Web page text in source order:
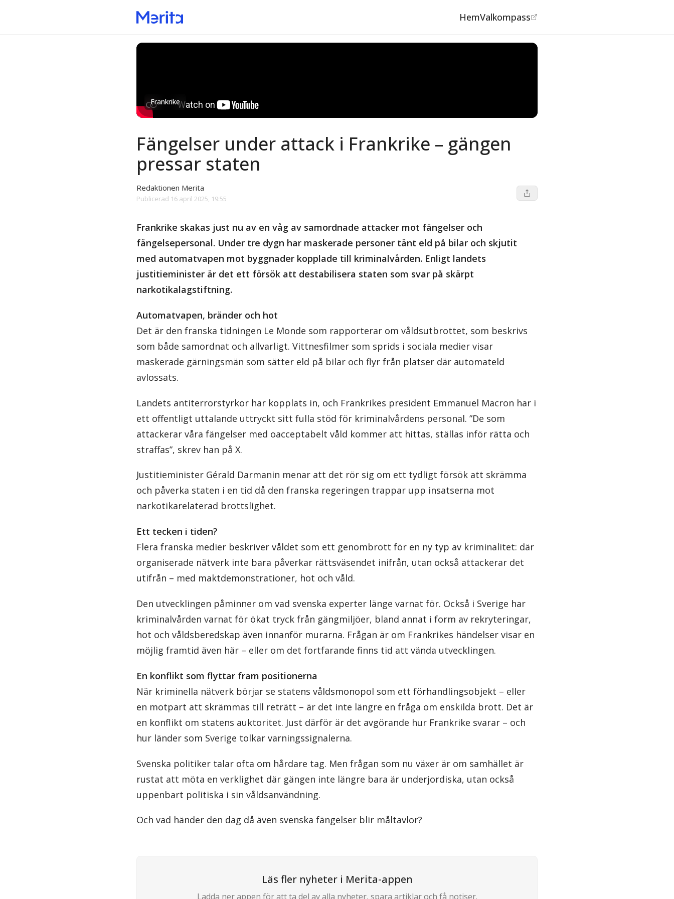
HemValkompass
Frankrike
Fängelser under attack i Frankrike – gängen
pressar staten
Redaktionen Merita
Publicerad 16 april 2025, 19:55
Frankrike skakas just nu av en våg av samordnade attacker mot fängelser och
fängelsepersonal. Under tre dygn har maskerade personer tänt eld på bilar och skjutit
med automatvapen mot byggnader kopplade till kriminalvården. Enligt landets
justitieminister är det ett försök att destabilisera staten som svar på skärpt
narkotikalagstiftning.
Automatvapen, bränder och hot
Det är den franska tidningen Le Monde som rapporterar om våldsutbrottet, som beskrivs
som både samordnat och allvarligt. Vittnesfilmer som sprids i sociala medier visar
maskerade gärningsmän som sätter eld på bilar och flyr från platser där automateld
avlossats.
Landets antiterrorstyrkor har kopplats in, och Frankrikes president Emmanuel Macron har i
ett offentligt uttalande uttryckt sitt fulla stöd för kriminalvårdens personal. ”De som
attackerar våra fängelser med oacceptabelt våld kommer att hittas, ställas inför rätta och
straffas”, skrev han på X.
Justitieminister Gérald Darmanin menar att det rör sig om ett tydligt försök att skrämma
och påverka staten i en tid då den franska regeringen trappar upp insatserna mot
narkotikarelaterad brottslighet.
Ett tecken i tiden?
Flera franska medier beskriver våldet som ett genombrott för en ny typ av kriminalitet: där
organiserade nätverk inte bara påverkar rättsväsendet inifrån, utan också attackerar det
utifrån – med maktdemonstrationer, hot och våld.
Den utvecklingen påminner om vad svenska experter länge varnat för. Också i Sverige har
kriminalvården varnat för ökat tryck från gängmiljöer, bland annat i form av rekryteringar,
hot och våldsberedskap även innanför murarna. Frågan är om Frankrikes händelser visar en
möjlig framtid även här – eller om det fortfarande finns tid att vända utvecklingen.
En konflikt som flyttar fram positionerna
När kriminella nätverk börjar se statens våldsmonopol som ett förhandlingsobjekt – eller
en motpart att skrämmas till reträtt – är det inte längre en fråga om enskilda brott. Det är
en konflikt om statens auktoritet. Just därför är det avgörande hur Frankrike svarar – och
hur länder som Sverige tolkar varningssignalerna.
Svenska politiker talar ofta om hårdare tag. Men frågan som nu växer är om samhället är
rustat att möta en verklighet där gängen inte längre bara är underjordiska, utan också
uppenbart politiska i sin våldsanvändning.
Och vad händer den dag då även svenska fängelser blir måltavlor?
Läs fler nyheter i Merita-appen
Ladda ner appen för att ta del av alla nyheter, spara artiklar och få notiser.